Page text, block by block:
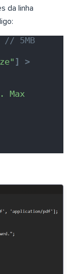
da linha
// 5MB
]
>